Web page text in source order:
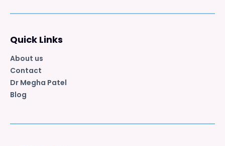
Quick Links
About us
Contact
Dr Megha Patel
Blog